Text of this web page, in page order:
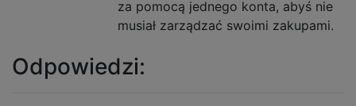
za pomocą jednego konta, abyś nie
musiał zarządzać swoimi zakupami.
Odpowiedzi: